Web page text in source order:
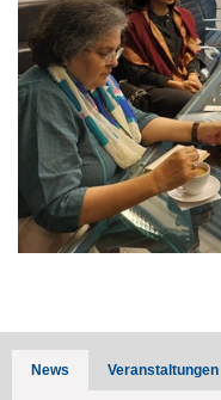
News Veranstaltungen